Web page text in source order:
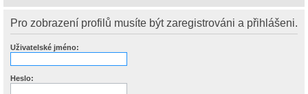
Pro zobrazení profilů musíte být zaregistrováni a přihlášeni.
Uživatelské jméno:
Heslo: